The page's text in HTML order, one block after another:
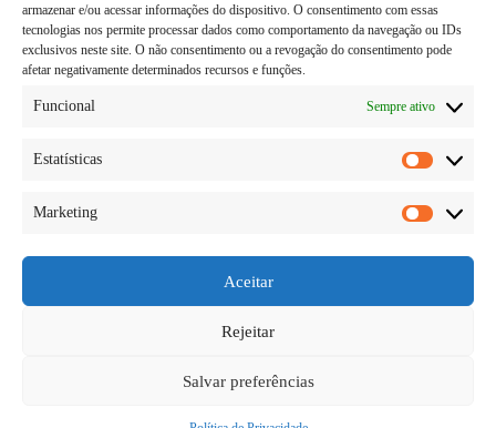
armazenar e/ou acessar informações do dispositivo. O consentimento com essas
tecnologias nos permite processar dados como comportamento da navegação ou IDs
exclusivos neste site. O não consentimento ou a revogação do consentimento pode
afetar negativamente determinados recursos e funções.
Funcional Sempre ativo
Estatísticas
Marketing
Aceitar
Rejeitar
Salvar preferências
Todos os programas de perda de peso requerem
atividade física. Os métodos de tratamento
adequados para você dependem do seu nível de
05/06/2026